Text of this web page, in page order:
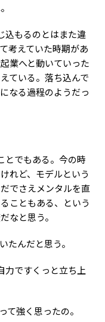
もるのとはまた違
考えていた時期があ
業へと動いていった
ている。落ち込んで
なる過程のようだっ
でもある。今の時
れど、モデルという
でさえメンタルを直
こともある、という
なと思う。
んだと思う。
ですくっと立ち上
強く思ったの。